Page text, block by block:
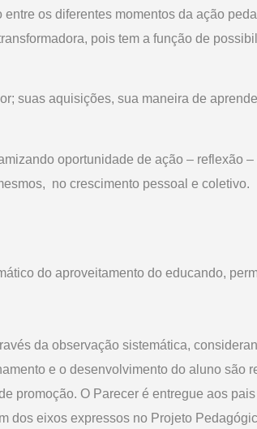
os diferentes momentos da ação
pois tem a função de
suas aquisições, sua maneira de
oportunidade de ação – reflexão
no crescimento pessoal e coletivo.
do aproveitamento do educando,
da observação sistemática,
e o desenvolvimento do aluno são
promoção. O Parecer é entregue aos
dos eixos expressos no Projeto